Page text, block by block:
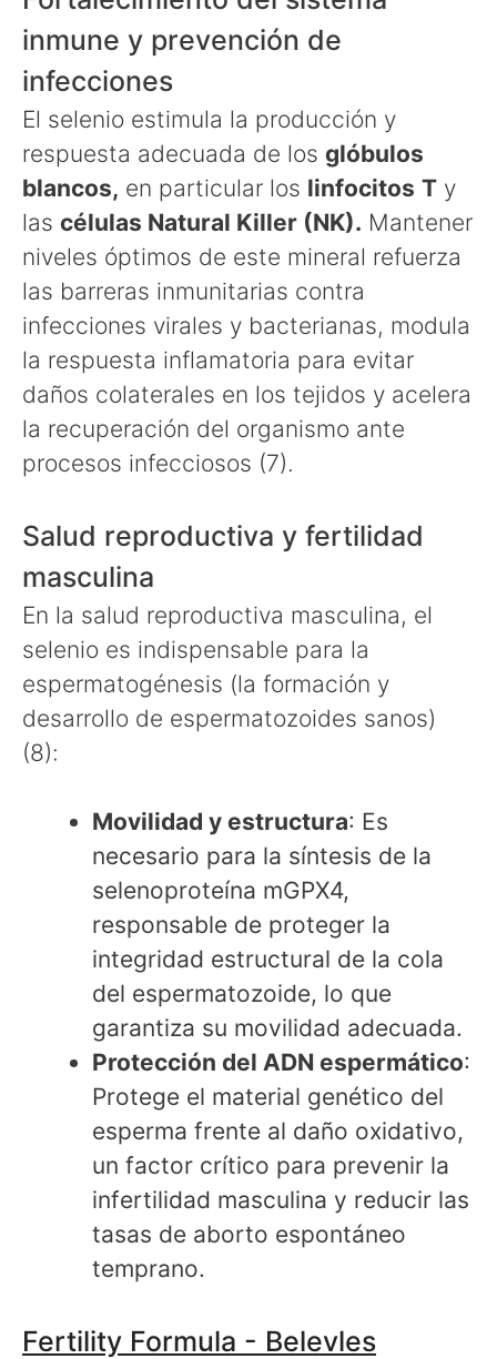
inmune y prevención de
infecciones
El selenio estimula la producción y
respuesta adecuada de los glóbulos
blancos, en particular los linfocitos T y
las células Natural Killer (NK). Mantener
niveles óptimos de este mineral refuerza
las barreras inmunitarias contra
infecciones virales y bacterianas, modula
la respuesta inflamatoria para evitar
daños colaterales en los tejidos y acelera
la recuperación del organismo ante
procesos infecciosos (7).
Salud reproductiva y fertilidad
masculina
En la salud reproductiva masculina, el
selenio es indispensable para la
espermatogénesis (la formación y
desarrollo de espermatozoides sanos)
(8):
Movilidad y estructura: Es
necesario para la síntesis de la
selenoproteína mGPX4,
responsable de proteger la
integridad estructural de la cola
del espermatozoide, lo que
garantiza su movilidad adecuada.
Protección del ADN espermático:
Protege el material genético del
esperma frente al daño oxidativo,
un factor crítico para prevenir la
infertilidad masculina y reducir las
tasas de aborto espontáneo
temprano.
Fertility Formula - Belevles